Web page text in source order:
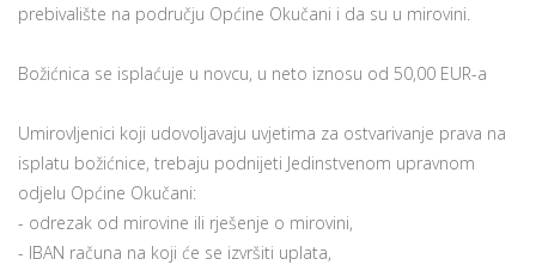
prebivalište na području Općine Okučani i da su u mirovini.
Božićnica se isplaćuje u novcu, u neto iznosu od 50,00 EUR-a
Umirovljenici koji udovoljavaju uvjetima za ostvarivanje prava na
isplatu božićnice, trebaju podnijeti Jedinstvenom upravnom
odjelu Općine Okučani:
- odrezak od mirovine ili rješenje o mirovini,
- IBAN računa na koji će se izvršiti uplata,